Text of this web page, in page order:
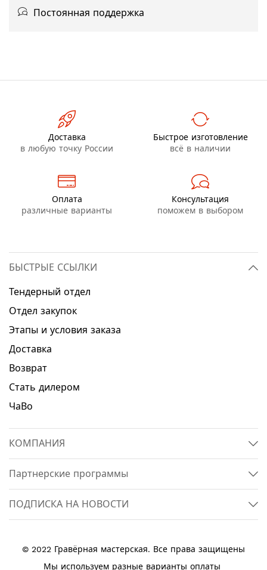
Постоянная поддержка
Доставка
в любую точку России
Быстрое изготовление
всё в наличии
Оплата
различные варианты
Консультация
поможем в выбором
БЫСТРЫЕ ССЫЛКИ
Тендерный отдел
Отдел закупок
Этапы и условия заказа
Доставка
Возврат
Стать дилером
ЧаВо
КОМПАНИЯ
Партнерские программы
ПОДПИСКА НА НОВОСТИ
© 2022 Гравёрная мастерская. Все права защищены
Мы используем разные варианты оплаты